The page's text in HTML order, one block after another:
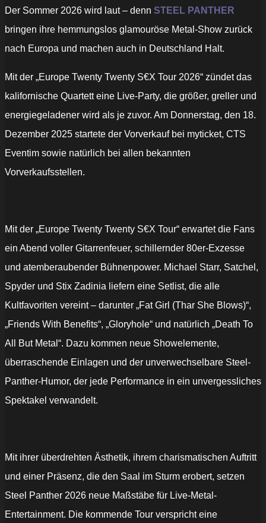
Der Sommer 2026 wird laut – denn STEEL PANTHER
bringen ihre hemmungslos glamouröse Metal-Show zurück
nach Europa und machen auch in Deutschland Halt.
Mit der „Europe Twenty Twenty S€X Tour 2026“ zündet das
kalifornische Quartett eine Live-Party, die größer, greller und
energiegeladener wird als je zuvor. Am Donnerstag, den 18.
Dezember 2025 startete der Vorverkauf bei myticket, CTS
Eventim sowie natürlich bei allen bekannten
Vorverkaufsstellen.
Mit der „Europe Twenty Twenty S€X Tour“ erwartet die Fans
ein Abend voller Gitarrenfeuer, schillernder 80er-Exzesse
und atemberaubender Bühnenpower. Michael Starr, Satchel,
Spyder und Stix Zadinia liefern eine Setlist, die alle
Kultfavoriten vereint – darunter „Fat Girl (Thar She Blows)“,
„Friends With Benefits“, „Gloryhole“ und natürlich „Death To
All But Metal“. Dazu kommen neue Showelemente,
überraschende Einlagen und der unverwechselbare Steel-
Panther-Humor, der jede Performance in ein unvergessliches
Spektakel verwandelt.
Mit ihrer überdrehten Ästhetik, ihrem charismatischen Auftritt
und einer Präsenz, die den Saal im Sturm erobert, setzen
Steel Panther 2026 neue Maßstäbe für Live-Metal-
Entertainment. Die kommende Tour verspricht eine